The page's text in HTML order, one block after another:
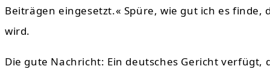
Beiträgen eingesetzt.« Spüre, wie gut ich es finde,
wird.
Die gute Nachricht: Ein deutsches Gericht verfügt,